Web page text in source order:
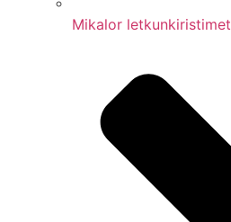
Mikalor letkunkiristimet